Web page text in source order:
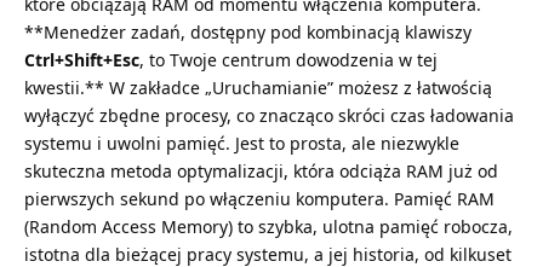
**Menedżer zadań, dostępny pod kombinacją klawiszy
Ctrl+Shift+Esc, to Twoje centrum dowodzenia w tej
kwestii.** W zakładce „Uruchamianie” możesz z łatwością
wyłączyć zbędne procesy, co znacząco skróci czas ładowania
systemu i uwolni pamięć. Jest to prosta, ale niezwykle
skuteczna metoda optymalizacji, która odciąża RAM już od
pierwszych sekund po włączeniu komputera. Pamięć RAM
(Random Access Memory) to szybka, ulotna pamięć robocza,
istotna dla bieżącej pracy systemu, a jej historia, od kilkuset